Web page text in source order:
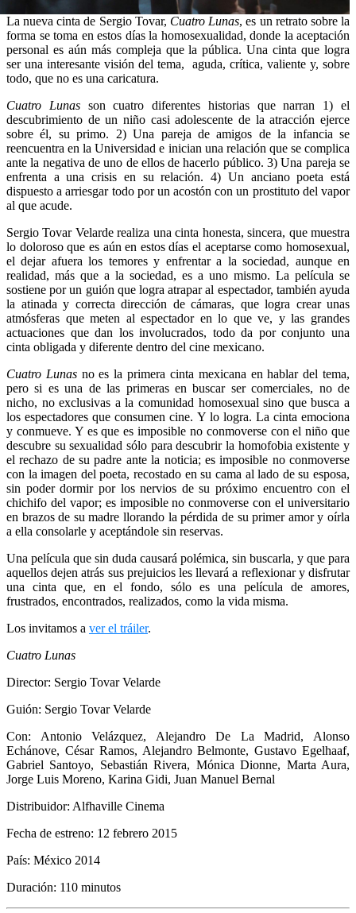
La nueva cinta de Sergio Tovar, Cuatro Lunas, es un retrato sobre la
forma se toma en estos días la homosexualidad, donde la aceptación
personal es aún más compleja que la pública. Una cinta que logra
ser una interesante visión del tema, aguda, crítica, valiente y, sobre
todo, que no es una caricatura.
Cuatro Lunasson cuatro diferentes historias que narran 1) el
descubrimiento de un niño casi adolescente de la atracción ejerce
sobre él, su primo. 2) Una pareja de amigos de la infancia se
reencuentra en la Universidad e inician una relación que se complica
ante la negativa de uno de ellos de hacerlo público. 3) Una pareja se
enfrenta a una crisis en su relación. 4) Un anciano poeta está
dispuesto a arriesgar todo por un acostón con un prostituto del vapor
al que acude.
Sergio Tovar Velarde realiza una cinta honesta, sincera, que muestra
lo doloroso que es aún en estos días el aceptarse como homosexual,
el dejar afuera los temores y enfrentar a la sociedad, aunque en
realidad, más que a la sociedad, es a uno mismo. La película se
sostiene por un guión que logra atrapar al espectador, también ayuda
la atinada y correcta dirección de cámaras, que logra crear unas
atmósferas que meten al espectador en lo que ve, y las grandes
actuaciones que dan los involucrados, todo da por conjunto una
cinta obligada y diferente dentro del cine mexicano.
Cuatro Lunasno es la primera cinta mexicana en hablar del tema,
pero si es una de las primeras en buscar ser comerciales, no de
nicho, no exclusivas a la comunidad homosexual sino que busca a
los espectadores que consumen cine. Y lo logra. La cinta emociona
y conmueve. Y es que es imposible no conmoverse con el niño que
descubre su sexualidad sólo para descubrir la homofobia existente y
el rechazo de su padre ante la noticia; es imposible no conmoverse
con la imagen del poeta, recostado en su cama al lado de su esposa,
sin poder dormir por los nervios de su próximo encuentro con el
chichifo del vapor; es imposible no conmoverse con el universitario
en brazos de su madre llorando la pérdida de su primer amor y oírla
a ella consolarle y aceptándole sin reservas.
Una película que sin duda causará polémica, sin buscarla, y que para
aquellos dejen atrás sus prejuicios les llevará a reflexionar y disfrutar
una cinta que, en el fondo, sólo es una película de amores,
frustrados, encontrados, realizados, como la vida misma.
Los invitamos a ver el tráiler.
Cuatro Lunas
Director: Sergio Tovar Velarde
Guión: Sergio Tovar Velarde
Con: Antonio Velázquez, Alejandro De La Madrid, Alonso
Echánove, César Ramos, Alejandro Belmonte, Gustavo Egelhaaf,
Gabriel Santoyo, Sebastián Rivera, Mónica Dionne, Marta Aura,
Jorge Luis Moreno, Karina Gidi, Juan Manuel Bernal
Distribuidor: Alfhaville Cinema
Fecha de estreno: 12 febrero 2015
País: México 2014
Duración: 110 minutos